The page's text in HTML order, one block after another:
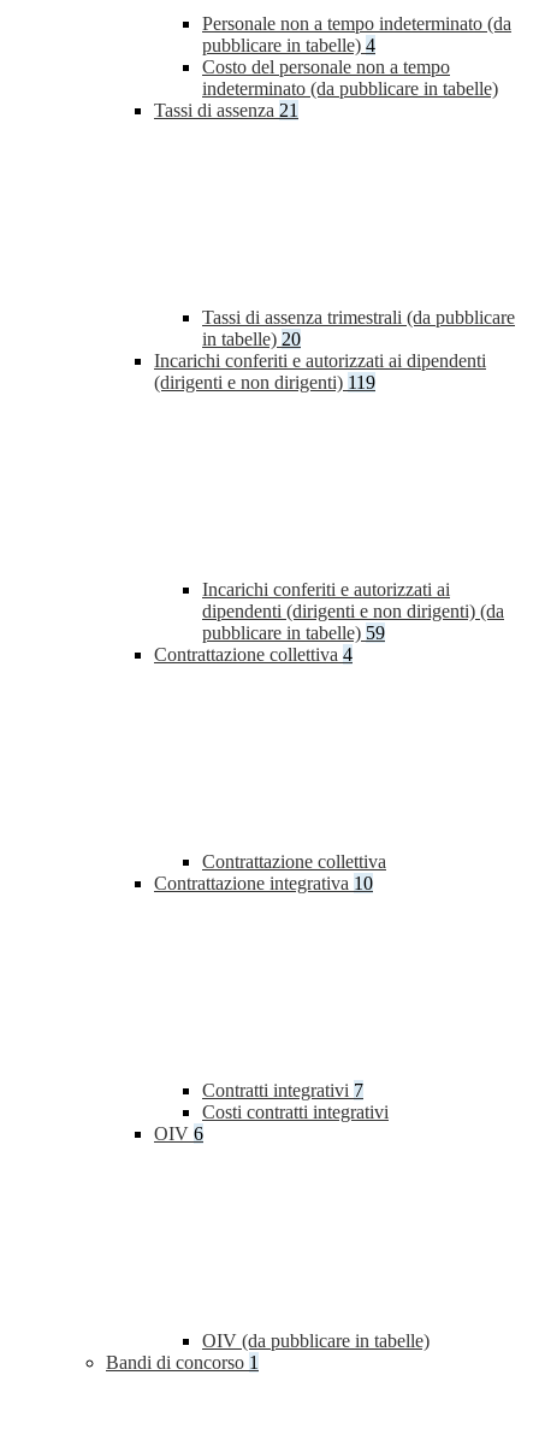
Personale non a tempo indeterminato (da
pubblicare in tabelle) 4
Costo del personale non a tempo
indeterminato (da pubblicare in tabelle)
Tassi di assenza 21
Tassi di assenza trimestrali (da pubblicare
in tabelle) 20
Incarichi conferiti e autorizzati ai dipendenti
(dirigenti e non dirigenti) 119
Incarichi conferiti e autorizzati ai
dipendenti (dirigenti e non dirigenti) (da
pubblicare in tabelle) 59
Contrattazione collettiva 4
Contrattazione collettiva
Contrattazione integrativa 10
Contratti integrativi 7
Costi contratti integrativi
OIV 6
OIV (da pubblicare in tabelle)
Bandi di concorso 1